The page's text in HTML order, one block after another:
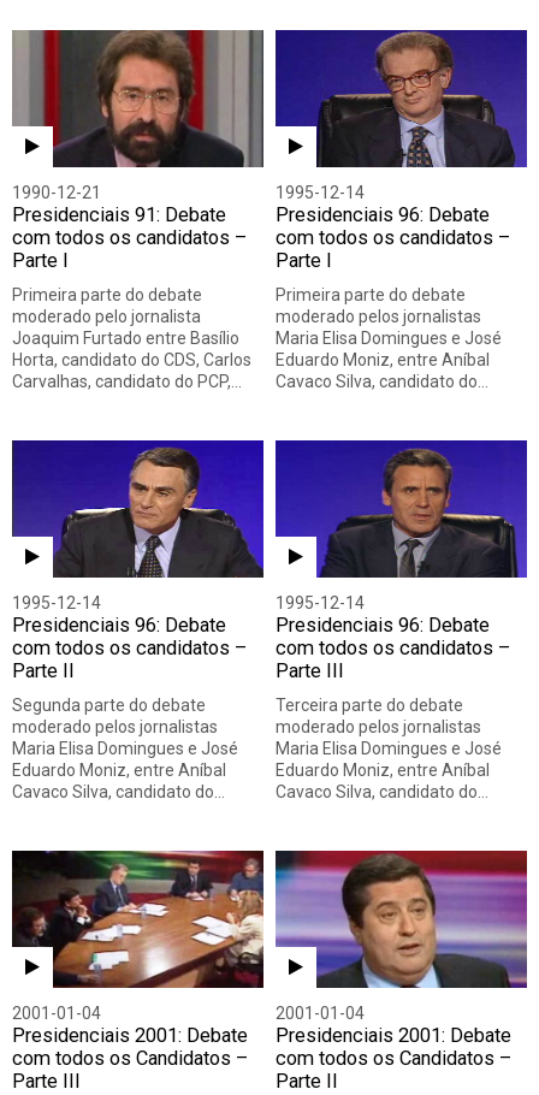
1990-12-21
Presidenciais 91: Debate
com todos os candidatos –
Parte I
Primeira parte do debate
moderado pelo jornalista
Joaquim Furtado entre Basílio
Horta, candidato do CDS, Carlos
Carvalhas, candidato do PCP,…
1995-12-14
Presidenciais 96: Debate
com todos os candidatos –
Parte I
Primeira parte do debate
moderado pelos jornalistas
Maria Elisa Domingues e José
Eduardo Moniz, entre Aníbal
Cavaco Silva, candidato do…
1995-12-14
Presidenciais 96: Debate
com todos os candidatos –
Parte II
Segunda parte do debate
moderado pelos jornalistas
Maria Elisa Domingues e José
Eduardo Moniz, entre Aníbal
Cavaco Silva, candidato do…
1995-12-14
Presidenciais 96: Debate
com todos os candidatos –
Parte III
Terceira parte do debate
moderado pelos jornalistas
Maria Elisa Domingues e José
Eduardo Moniz, entre Aníbal
Cavaco Silva, candidato do…
2001-01-04
Presidenciais 2001: Debate
com todos os Candidatos –
Parte III
2001-01-04
Presidenciais 2001: Debate
com todos os Candidatos –
Parte II